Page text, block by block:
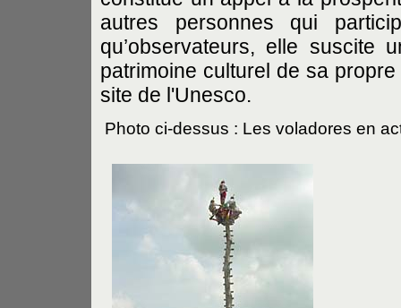
autres personnes qui
qu’observateurs, elle
patrimoine culturel de sa
site de l'Unesco.
Photo ci-dessus : Les voladores en